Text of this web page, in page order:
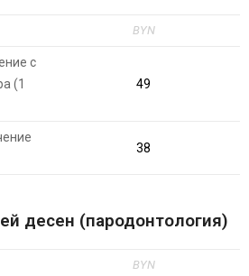
BYN
с
(1
49
38
десен (пародонтология)
BYN